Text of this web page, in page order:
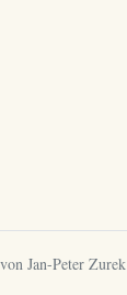
Jan-Peter Zurek